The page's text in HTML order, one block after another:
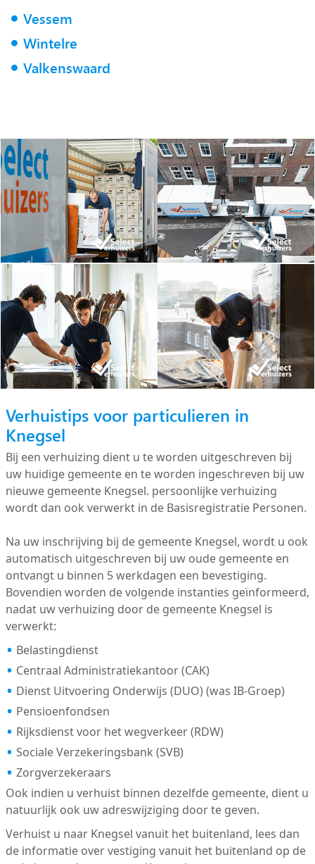
Vessem
Wintelre
Valkenswaard
Verhuistips voor particulieren in
Knegsel
Bij een verhuizing dient u te worden uitgeschreven bij
uw huidige gemeente en te worden ingeschreven bij uw
nieuwe gemeente Knegsel. persoonlijke verhuizing
wordt dan ook verwerkt in de Basisregistratie Personen.
Na uw inschrijving bij de gemeente Knegsel, wordt u ook
automatisch uitgeschreven bij uw oude gemeente en
ontvangt u binnen 5 werkdagen een bevestiging.
Bovendien worden de volgende instanties geïnformeerd,
nadat uw verhuizing door de gemeente Knegsel is
verwerkt:
Belastingdienst
Centraal Administratiekantoor (CAK)
Dienst Uitvoering Onderwijs (DUO) (was IB-Groep)
Pensioenfondsen
Rijksdienst voor het wegverkeer (RDW)
Sociale Verzekeringsbank (SVB)
Zorgverzekeraars
Ook indien u verhuist binnen dezelfde gemeente, dient u
natuurlijk ook uw adreswijziging door te geven.
Verhuist u naar Knegsel vanuit het buitenland, lees dan
de informatie over vestiging vanuit het buitenland op de